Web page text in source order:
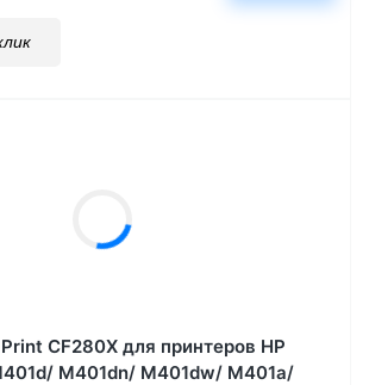
CF280X для принтеров HP
M401dn/ M401dw/ M401a/